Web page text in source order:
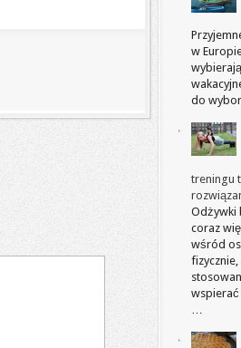
w
do
treningu
Odżywki
coraz
wśród
fizycznie,
wspierać
…